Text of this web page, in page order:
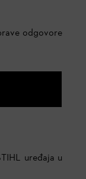
odgovore
uređaja u